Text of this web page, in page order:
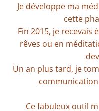
Je développe ma
cette
Fin 2015, je recevais
rêves ou en
Un an plus tard, je
Ce fabuleux outil